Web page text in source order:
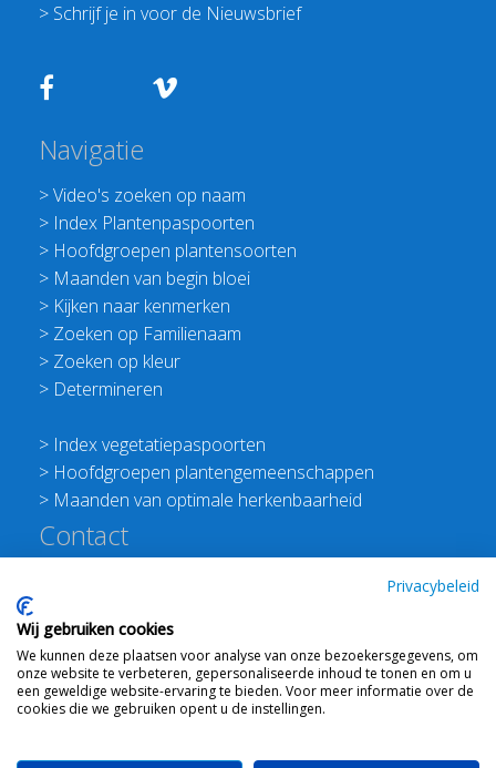
> Schrijf je in voor de Nieuwsbrief
Navigatie
>Video's zoeken op naam
> Index Plantenpaspoorten
> Hoofdgroepen plantensoorten
> Maanden van begin bloei
> Kijken naar kenmerken
> Zoeken op Familienaam
> Zoeken op kleur
> Determineren
> Index vegetatiepaspoorten
> Hoofdgroepen plantengemeenschappen
> Maanden van optimale herkenbaarheid
Contact
E:info@floravannederland.nl
Plein 1992 70F 6221JP Maastricht
T: 06 41237586
KVK: 76114821 btw: NL860512289B01
Privacybeleid
Wij gebruiken cookies
We kunnen deze plaatsen voor analyse van onze bezoekersgegevens, om
onze website te verbeteren, gepersonaliseerde inhoud te tonen en om u
een geweldige website-ervaring te bieden. Voor meer informatie over de
cookies die we gebruiken opent u de instellingen.